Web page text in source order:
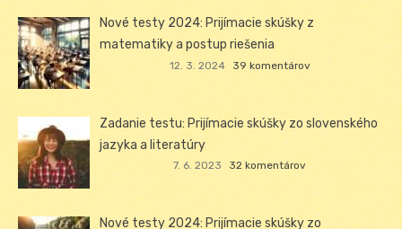
Nové testy 2024: Prijímacie skúšky z
matematiky a postup riešenia
12. 3. 2024 39 komentárov
Zadanie testu: Prijímacie skúšky zo slovenského
jazyka a literatúry
7. 6. 2023 32 komentárov
Nové testy 2024: Prijímacie skúšky zo